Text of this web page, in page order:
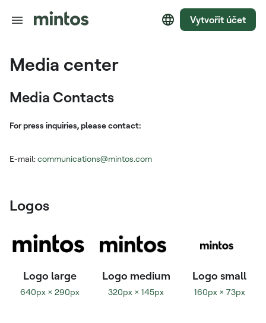
Vytvořit účet
Media center
Media Contacts
For press inquiries, please contact:
E-mail:communications@mintos.com
Logos
Logo large
640px × 290px
Logo medium
320px × 145px
Logo small
160px × 73px